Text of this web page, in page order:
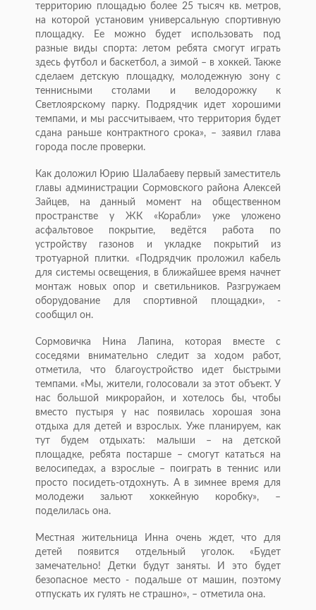
территорию площадью более 25 тысяч кв. метров,
на которой установим универсальную спортивную
площадку. Ее можно будет использовать под
разные виды спорта: летом ребята смогут играть
здесь футбол и баскетбол, а зимой – в хоккей. Также
сделаем детскую площадку, молодежную зону с
теннисными столами и велодорожку к
Светлоярскому парку. Подрядчик идет хорошими
темпами, и мы рассчитываем, что территория будет
сдана раньше контрактного срока», – заявил глава
города после проверки.
Как доложил Юрию Шалабаеву первый заместитель
главы администрации Сормовского района Алексей
Зайцев, на данный момент на общественном
пространстве у ЖК «Корабли» уже уложено
асфальтовое покрытие, ведётся работа по
устройству газонов и укладке покрытий из
тротуарной плитки. «Подрядчик проложил кабель
для системы освещения, в ближайшее время начнет
монтаж новых опор и светильников. Разгружаем
оборудование для спортивной площадки», -
сообщил он.
Сормовичка Нина Лапина, которая вместе с
соседями внимательно следит за ходом работ,
отметила, что благоустройство идет быстрыми
темпами. «Мы, жители, голосовали за этот объект. У
нас большой микрорайон, и хотелось бы, чтобы
вместо пустыря у нас появилась хорошая зона
отдыха для детей и взрослых. Уже планируем, как
тут будем отдыхать: малыши – на детской
площадке, ребята постарше – смогут кататься на
велосипедах, а взрослые – поиграть в теннис или
просто посидеть-отдохнуть. А в зимнее время для
молодежи зальют хоккейную коробку», –
поделилась она.
Местная жительница Инна очень ждет, что для
детей появится отдельный уголок. «Будет
замечательно! Детки будут заняты. И это будет
безопасное место - подальше от машин, поэтому
отпускать их гулять не страшно», – отметила она.